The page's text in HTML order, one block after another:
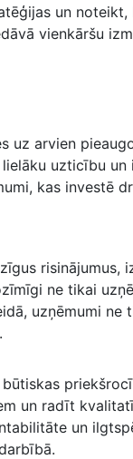
un noteikt,
vienkāršu
uz arvien
uzticību un
kas investē
risinājumus,
ne‌ tikai
uzņēmumi ne
un radīt
un